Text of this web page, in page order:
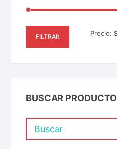
FILTRAR Precio:
BUSCAR